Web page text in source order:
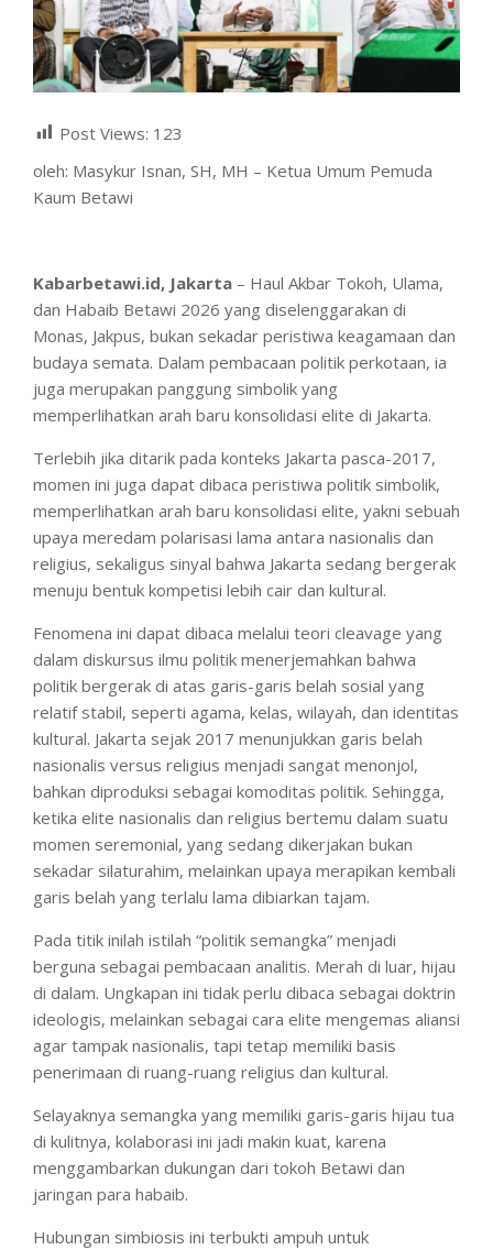
Post Views: 123
oleh: Masykur Isnan, SH, MH – Ketua Umum Pemuda
Kaum Betawi
Kabarbetawi.id, Jakarta – Haul Akbar Tokoh, Ulama,
dan Habaib Betawi 2026 yang diselenggarakan di
Monas, Jakpus, bukan sekadar peristiwa keagamaan dan
budaya semata. Dalam pembacaan politik perkotaan, ia
juga merupakan panggung simbolik yang
memperlihatkan arah baru konsolidasi elite di Jakarta.
Terlebih jika ditarik pada konteks Jakarta pasca-2017,
momen ini juga dapat dibaca peristiwa politik simbolik,
memperlihatkan arah baru konsolidasi elite, yakni sebuah
upaya meredam polarisasi lama antara nasionalis dan
religius, sekaligus sinyal bahwa Jakarta sedang bergerak
menuju bentuk kompetisi lebih cair dan kultural.
Fenomena ini dapat dibaca melalui teori cleavage yang
dalam diskursus ilmu politik menerjemahkan bahwa
politik bergerak di atas garis-garis belah sosial yang
relatif stabil, seperti agama, kelas, wilayah, dan identitas
kultural. Jakarta sejak 2017 menunjukkan garis belah
nasionalis versus religius menjadi sangat menonjol,
bahkan diproduksi sebagai komoditas politik. Sehingga,
ketika elite nasionalis dan religius bertemu dalam suatu
momen seremonial, yang sedang dikerjakan bukan
sekadar silaturahim, melainkan upaya merapikan kembali
garis belah yang terlalu lama dibiarkan tajam.
Pada titik inilah istilah “politik semangka” menjadi
berguna sebagai pembacaan analitis. Merah di luar, hijau
di dalam. Ungkapan ini tidak perlu dibaca sebagai doktrin
ideologis, melainkan sebagai cara elite mengemas aliansi
agar tampak nasionalis, tapi tetap memiliki basis
penerimaan di ruang-ruang religius dan kultural.
Selayaknya semangka yang memiliki garis-garis hijau tua
di kulitnya, kolaborasi ini jadi makin kuat, karena
menggambarkan dukungan dari tokoh Betawi dan
jaringan para habaib.
Hubungan simbiosis ini terbukti ampuh untuk